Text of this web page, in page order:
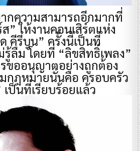
กความสามารถอีกมากที่
” ให้งานคอนเสิร์ตแห่ง
คีรีบูน” ครั้งนี้เป็นที่
ลืม โดยที่ “ลิขสิทธิ์เพลง”
ขออนุญาตอย่างถูกต้อง
กฎหมายนั่นคือ ครอบครัว
ป็นที่เรียบร้อยแล้ว